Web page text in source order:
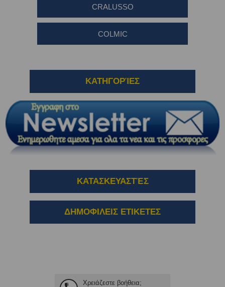
CRALUSSO
COLMIC
ΚΑΤΗΓΟΡΊΕΣ
ΚΑΤΑΣΚΕΥΑΣΤΈΣ
ΔΗΜΟΦΙΛΕΙΣ ΕΤΙΚΕΤΕΣ
Χρειάζεστε βοήθεια;